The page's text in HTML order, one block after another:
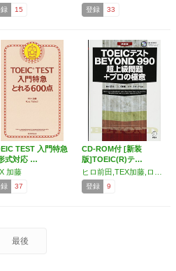
15 登録 33
TEST 入門特急
式対応 …
加藤
37
CD-ROM付 [新装
版]TOEIC(R)テ…
登録 9
最後